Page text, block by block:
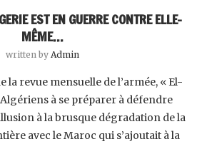
EST EN GUERRE CONTRE ELLE-
MÊME…‎
written by Admin
la revue mensuelle de l’armée, « El-
à ‎se préparer à défendre
à la brusque dégradation de la
avec le Maroc qui s’ajoutait à la